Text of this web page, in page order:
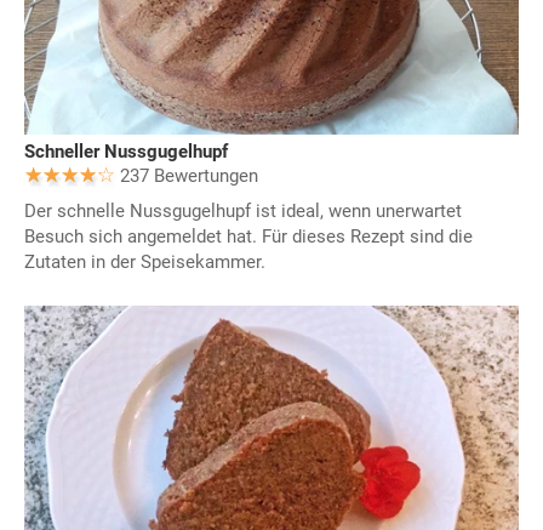
Schneller Nussgugelhupf
237 Bewertungen
Der schnelle Nussgugelhupf ist ideal, wenn unerwartet
Besuch sich angemeldet hat. Für dieses Rezept sind die
Zutaten in der Speisekammer.